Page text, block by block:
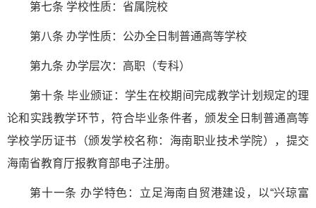
第七条 学校性质：省属院校
第八条 办学性质：公办全日制普通高等学校
第九条 办学层次：高职（专科）
第十条 毕业颁证：学生在校期间完成教学计划规定的理
论和实践教学环节，符合毕业条件者，颁发全日制普通高等
学校学历证书（颁发学校名称：海南职业技术学院），提交
海南省教育厅报教育部电子注册。
第十一条 办学特色：立足海南自贸港建设，以“兴琼富